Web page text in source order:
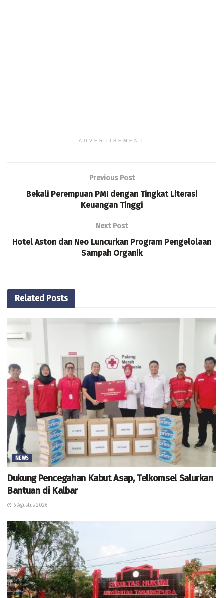
ADVERTISEMENT
Previous Post
Bekali Perempuan PMI dengan Tingkat Literasi
Keuangan Tinggi
Next Post
Hotel Aston dan Neo Luncurkan Program Pengelolaan
Sampah Organik
Related Posts
NEWS
Dukung Pencegahan Kabut Asap, Telkomsel Salurkan
Bantuan di Kalbar
6 Agustus 2026